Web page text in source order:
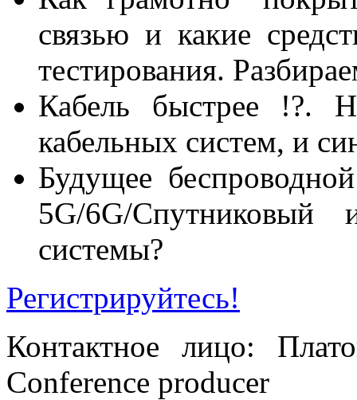
связью и какие
тестирования.
Кабель быстрее !?.
кабельных систем, и
Будущее
5G/6G/
системы?
Регистрируйтесь!
Контактное лицо:
Conference producer